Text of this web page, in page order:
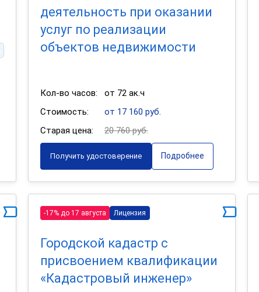
деятельность при оказании
услуг по реализации
объектов недвижимости
Кол-во часов:
от 72 ак.ч
Стоимость:
от 17 160 руб.
Старая цена:
20 760 руб.
Получить удостоверение Подробнее
-17% до 17 августа Лицензия
Городской кадастр с
присвоением квалификации
«Кадастровый инженер»